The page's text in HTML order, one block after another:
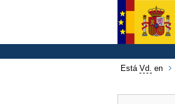
Está Vd. en